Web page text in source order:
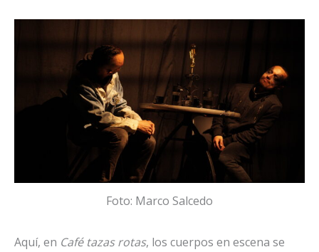
Foto: Marco Salcedo
Aquí, en Café tazas rotas, los cuerpos en escena se